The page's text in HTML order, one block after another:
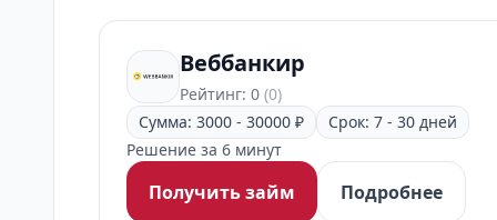
Веббанкир
Рейтинг: 0 (0)
Сумма: 3000 - 30000 ₽
Срок: 7 - 30 дней
Решение за 6 минут
Получить займ Подробнее